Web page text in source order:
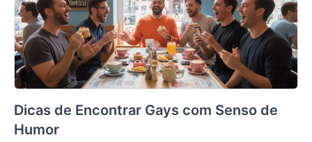
Dicas de Encontrar Gays com Senso de
Humor